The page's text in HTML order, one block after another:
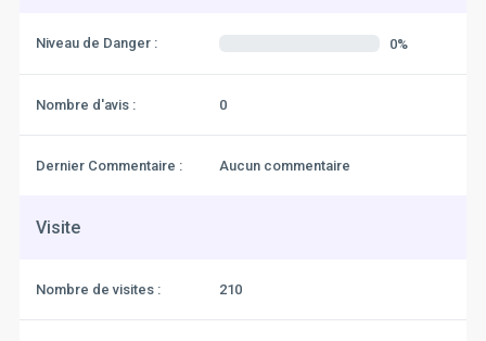
Niveau de Danger : 0%
Nombre d'avis : 0
Dernier Commentaire : Aucun commentaire
Visite
Nombre de visites : 210